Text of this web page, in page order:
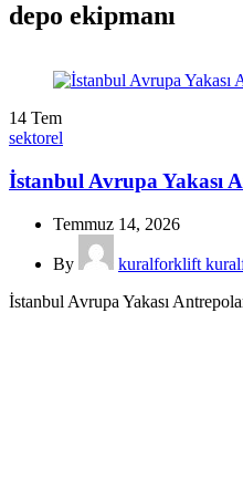
depo ekipmanı
14 Tem
sektorel
İstanbul Avrupa Yakası
Temmuz 14, 2026
By
kuralforklift
İstanbul Avrupa Yakası